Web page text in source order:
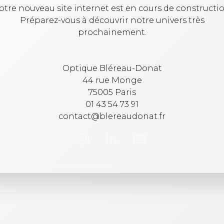
nouveau site internet est en cours de
Préparez-vous à découvrir notre univers très
prochainement.
Optique Bléreau-Donat
44 rue Monge
75005 Paris
01 43 54 73 91
contact@blereaudonat.fr